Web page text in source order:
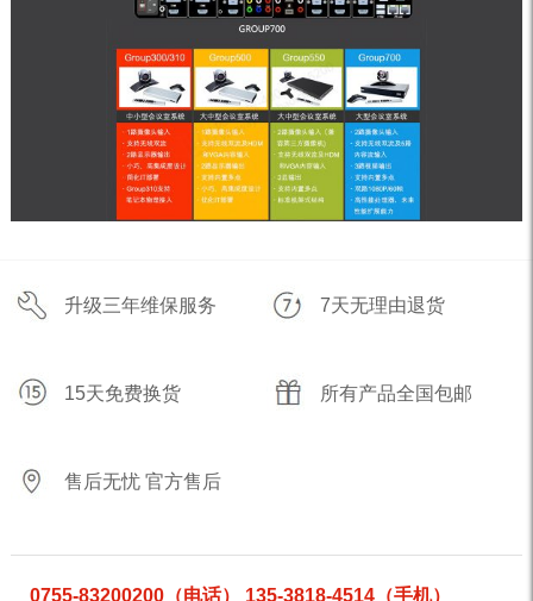
升级三年维保服务 7天无理由退货
15天免费换货 所有产品全国包邮
售后无忧 官方售后
0755-83200200（电话） 135-3818-4514（手机）